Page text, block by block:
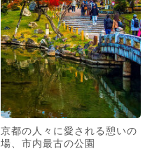
京都の人々に愛される憩いの
場、市内最古の公園